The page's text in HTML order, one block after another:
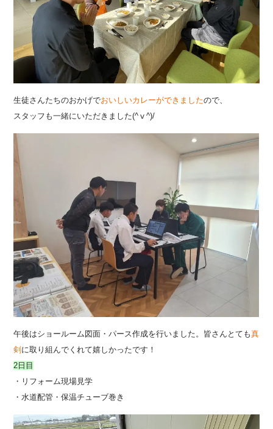
生徒さんたちのおかげでおいしいカレーができましたので、
スタッフも一緒にいただきました(^ⅴ^)/
午後はショールーム図面・パース作成を行いました。皆さんとても真
剣 に取り組んでくれて嬉しかったです！
2日目
・リフォーム現場見学
・水道配管・保温チューブ巻き